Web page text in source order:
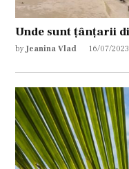
Unde sunt țânțarii
by Jeanina Vlad 16/07/2023